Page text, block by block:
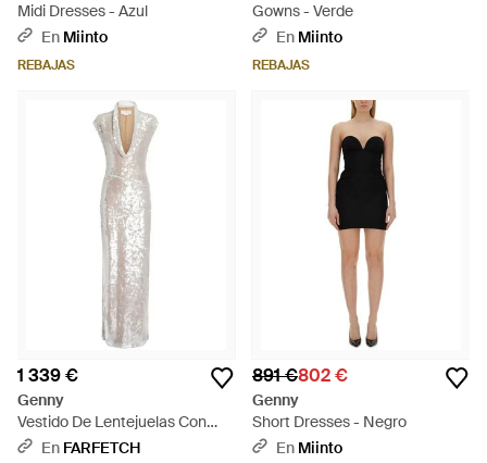
Midi Dresses - Azul
En Miinto
REBAJAS
Gowns - Verde
En Miinto
REBAJAS
1 339 €
Genny
Vestido De Lentejuelas Con
Escote En V - Blanco
En FARFETCH
891 €802 €
Genny
Short Dresses - Negro
En Miinto